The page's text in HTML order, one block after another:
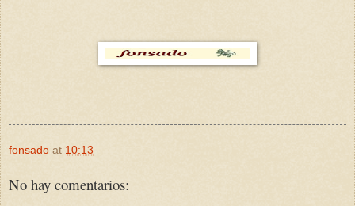
fonsado at 10:13
No hay comentarios: